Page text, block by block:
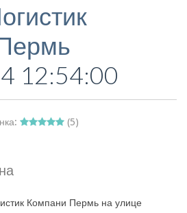
12:54:00
(5)
Компани Пермь на улице